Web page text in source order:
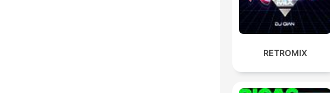
RETROMIX